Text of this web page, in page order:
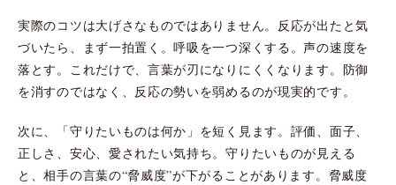
実際のコツは大げさなものではありません。反応が出たと気
づいたら、まず一拍置く。呼吸を一つ深くする。声の速度を
落とす。これだけで、言葉が刃になりにくくなります。防御
を消すのではなく、反応の勢いを弱めるのが現実的です。
次に、「守りたいものは何か」を短く見ます。評価、面子、
正しさ、安心、愛されたい気持ち。守りたいものが見える
と、相手の言葉の“脅威度”が下がることがあります。脅威度